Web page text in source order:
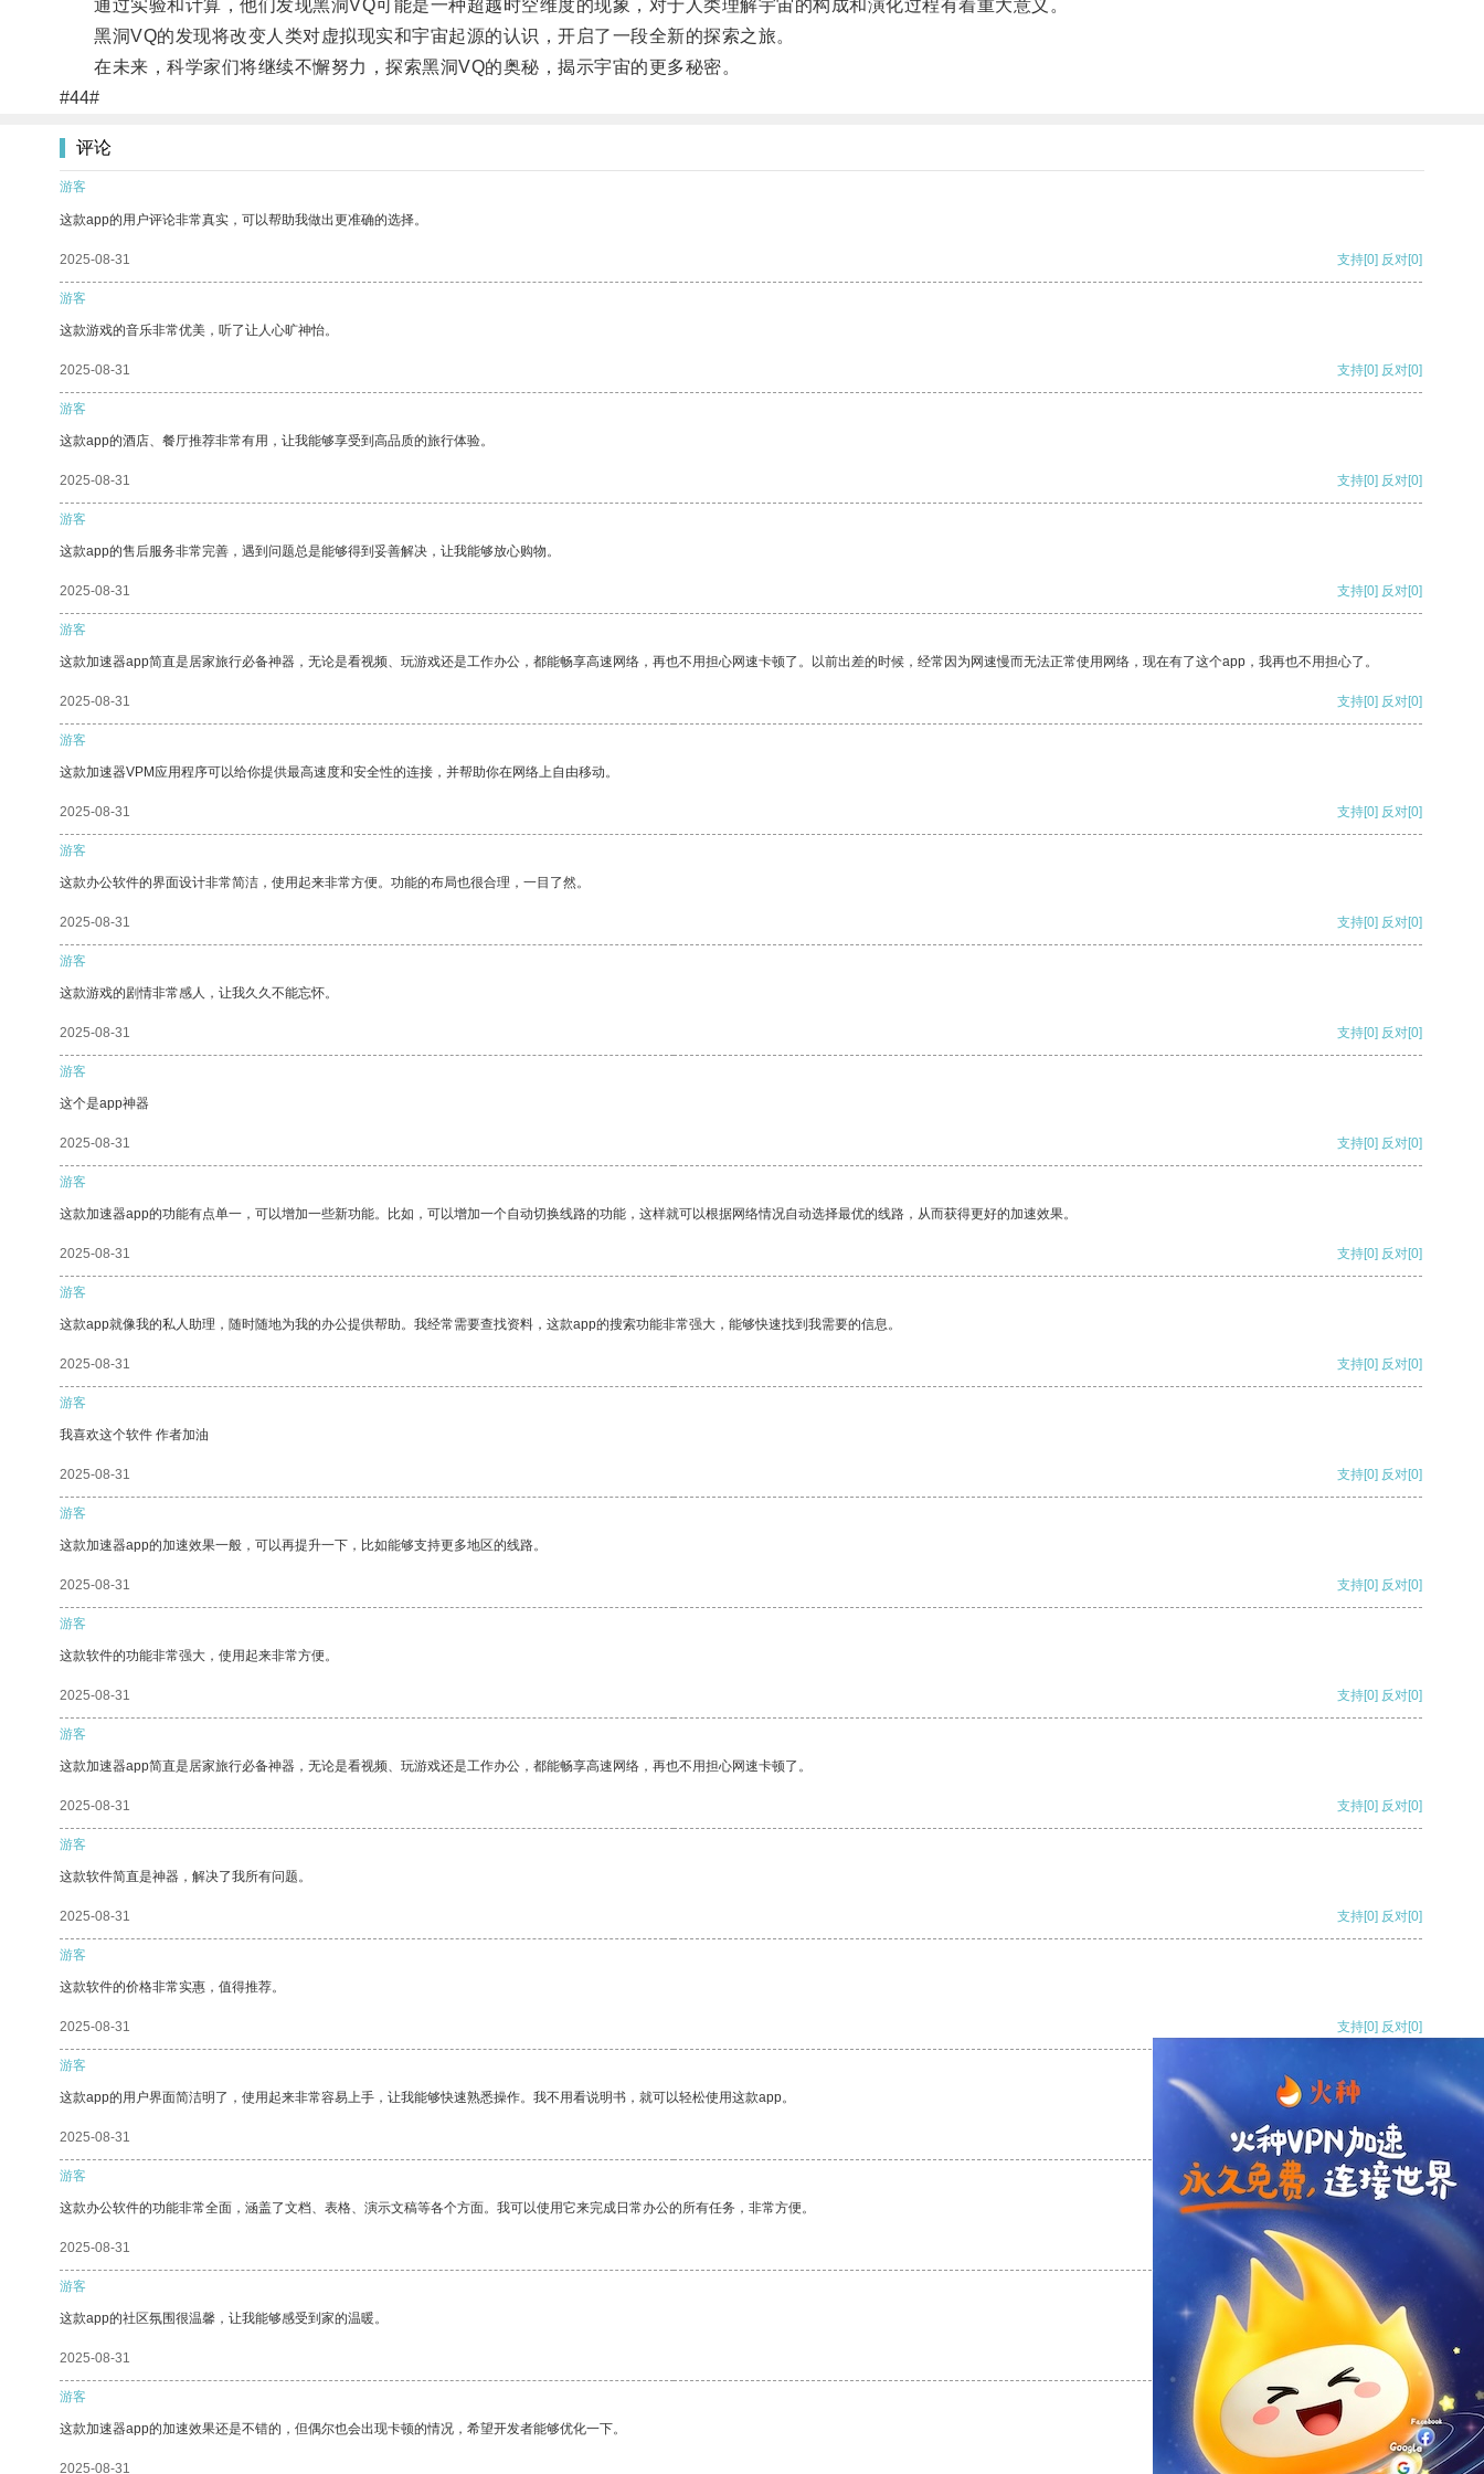
通过实验和计算，他们发现黑洞VQ可能是一种超越时空维度的现象，对于人类理解宇宙的构成和演化过程有着重大意义。
黑洞VQ的发现将改变人类对虚拟现实和宇宙起源的认识，开启了一段全新的探索之旅。
在未来，科学家们将继续不懈努力，探索黑洞VQ的奥秘，揭示宇宙的更多秘密。
#44#
评论
游客
这款app的用户评论非常真实，可以帮助我做出更准确的选择。
2025-08-31 支持[0] 反对[0]
游客
这款游戏的音乐非常优美，听了让人心旷神怡。
2025-08-31 支持[0] 反对[0]
游客
这款app的酒店、餐厅推荐非常有用，让我能够享受到高品质的旅行体验。
2025-08-31 支持[0] 反对[0]
游客
这款app的售后服务非常完善，遇到问题总是能够得到妥善解决，让我能够放心购物。
2025-08-31 支持[0] 反对[0]
游客
这款加速器app简直是居家旅行必备神器，无论是看视频、玩游戏还是工作办公，都能畅享高速网络，再也不用担心网速卡顿了。以前出差的时候，经常因为网速慢而无法正常使用网络，现在有了这个app，我再也不用担心了。
2025-08-31 支持[0] 反对[0]
游客
这款加速器VPM应用程序可以给你提供最高速度和安全性的连接，并帮助你在网络上自由移动。
2025-08-31 支持[0] 反对[0]
游客
这款办公软件的界面设计非常简洁，使用起来非常方便。功能的布局也很合理，一目了然。
2025-08-31 支持[0] 反对[0]
游客
这款游戏的剧情非常感人，让我久久不能忘怀。
2025-08-31 支持[0] 反对[0]
游客
这个是app神器
2025-08-31 支持[0] 反对[0]
游客
这款加速器app的功能有点单一，可以增加一些新功能。比如，可以增加一个自动切换线路的功能，这样就可以根据网络情况自动选择最优的线路，从而获得更好的加速效果。
2025-08-31 支持[0] 反对[0]
游客
这款app就像我的私人助理，随时随地为我的办公提供帮助。我经常需要查找资料，这款app的搜索功能非常强大，能够快速找到我需要的信息。
2025-08-31 支持[0] 反对[0]
游客
我喜欢这个软件 作者加油
2025-08-31 支持[0] 反对[0]
游客
这款加速器app的加速效果一般，可以再提升一下，比如能够支持更多地区的线路。
2025-08-31 支持[0] 反对[0]
游客
这款软件的功能非常强大，使用起来非常方便。
2025-08-31 支持[0] 反对[0]
游客
这款加速器app简直是居家旅行必备神器，无论是看视频、玩游戏还是工作办公，都能畅享高速网络，再也不用担心网速卡顿了。
2025-08-31 支持[0] 反对[0]
游客
这款软件简直是神器，解决了我所有问题。
2025-08-31 支持[0] 反对[0]
游客
这款软件的价格非常实惠，值得推荐。
2025-08-31 支持[0] 反对[0]
游客
这款app的用户界面简洁明了，使用起来非常容易上手，让我能够快速熟悉操作。我不用看说明书，就可以轻松使用这款app。
2025-08-31 支持[0] 反对
游客
这款办公软件的功能非常全面，涵盖了文档、表格、演示文稿等各个方面。我可以使用它来完成日常办公的所有任务，非常方便。
2025-08-31 支持
游客
这款app的社区氛围很温馨，让我能够感受到家的温暖。
2025-08-31 反对 [0]
游客
这款加速器app的加速效果还是不错的，但偶尔也会出现卡顿的情况，希望开发者能够优化一下。
2025-08-31 支持[0] 反对[0]